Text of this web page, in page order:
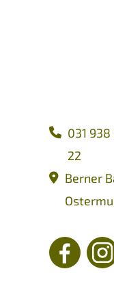
031 938
22
Berner